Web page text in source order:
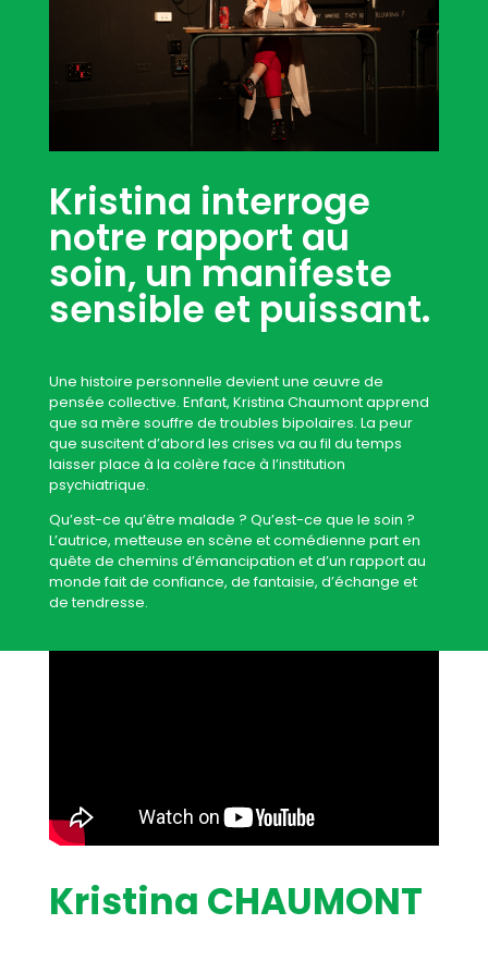
Kristina interroge
notre rapport au
soin, un manifeste
sensible et puissant.
Une histoire personnelle devient une œuvre de
pensée collective. Enfant, Kristina Chaumont apprend
que sa mère souffre de troubles bipolaires. La peur
que suscitent d’abord les crises va au fil du temps
laisser place à la colère face à l’institution
psychiatrique.
Qu’est-ce qu’être malade ? Qu’est-ce que le soin ?
L’autrice, metteuse en scène et comédienne part en
quête de chemins d’émancipation et d’un rapport au
monde fait de confiance, de fantaisie, d’échange et
de tendresse.
Kristina CHAUMONT